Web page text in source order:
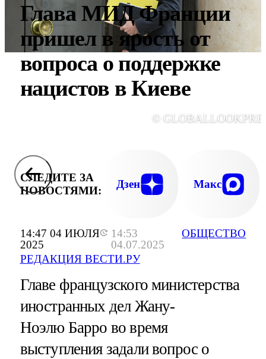
14:47 04 ИЮЛЯ
2025
14:53
04.07.2025
РЕДАКЦИЯ ВЕСТИ.РУ
ОБЩЕСТВО
Глава МИД Франции
пришел в ярость от
вопроса о поддержке
нацистов в Киеве
©
СЛЕДИТЕ ЗА
НОВОСТЯМИ:
Дзен Макс
Главе французского министерства
иностранных дел Жану-
Ноэлю Барро во время
выступления задали вопрос о